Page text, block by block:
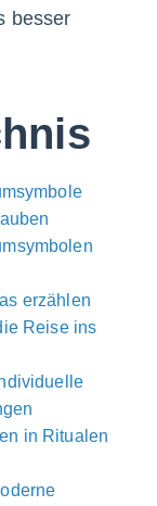
besser
erzählen
Reise ins
in Ritualen